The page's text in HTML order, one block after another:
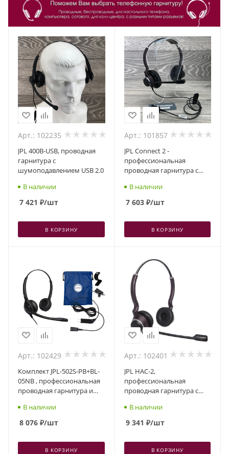
Арт.: 102235
JPL 400B-USB, проводная
гарнитура с
шумоподавлением USB 2.0
В наличии
7 421 ₽/шт
В КОРЗИНУ
Арт.: 101857
JPL Connect 2 -
профессиональная
проводная гарнитура с
разъем QD, два динамика
В наличии
7 603₽/шт
В КОРЗИНУ
Арт.: 102429
Комплект JPL-502S-PB+BL-
05NB , профессиональная
проводная гарнитура и
В наличии
8 076 ₽/шт
В КОРЗИНУ
Арт.: 102401
JPL HAC-2,
профессиональная
проводная гарнитура с
технологией Telecoil,
разъем QD, два динамика
В наличии
9 341 ₽/шт
В КОРЗИНУ